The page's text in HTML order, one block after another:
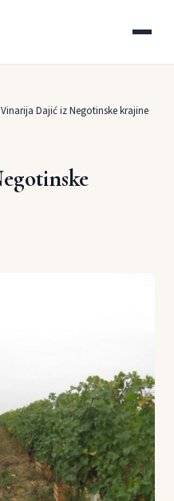
Vinarija Dajić iz Negotinske krajine